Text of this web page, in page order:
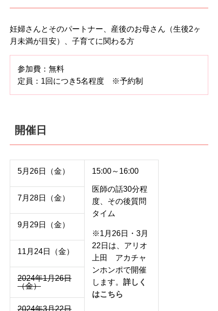
妊婦さんとそのパートナー、産後のお母さん（生後2ヶ
月未満が目安）、子育てに関わる方
参加費：無料
定員：1回につき5名程度 ※予約制
開催日
5月26日（金） 15:00～16:00
医師の話30分程
度、その後質問
タイム
※1月26日・3月
22日は、アリオ
上田 アカチャ
ンホンポで開催
します。 詳しく
はこちら
7月28日（金）
9月29日（金）
11月24日（金）
2024年1月26日
（金）
2024年3月22日